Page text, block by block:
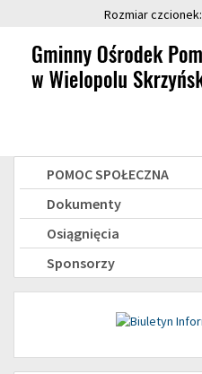
głównej
wyszukiwarki
Rozmiar czcionek:
Menu
boczne
POMOC SPOŁECZNA
Dokumenty
Osiągnięcia
Sponsorzy